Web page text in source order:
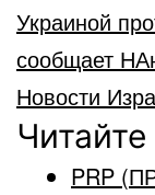
Украиной
сообщает
Новости
PRP